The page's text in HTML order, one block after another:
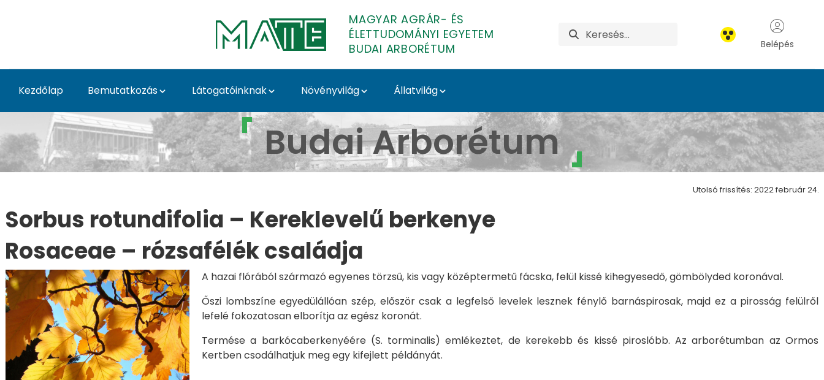
MAGYAR AGRÁR- ÉS
ÉLETTUDOMÁNYI EGYETEM
BUDAI ARBORÉTUM
Belépés
Kezdőlap Bemutatkozás Látogatóinknak Növényvilág Állatvilág
Sorbus rotundifolia - Budai Arborétum
Budai Arborétum
Utolsó frissítés: 2022 február 24.
Sorbus rotundifolia – Kereklevelű berkenye
Rosaceae – rózsafélék családja
A hazai flórából származó egyenes törzsű, kis vagy középtermetű fácska, felül kissé kihegyesedő, göm­böly­ded koronával.
Őszi lombszíne egyedülállóan szép, először csak a legfelső le­ve­lek lesznek fénylő barnáspirosak, majd ez a pirosság felülről
lefelé fokozatosan el­bo­rít­ja az egész koronát.
Termése a barkócaberkenyéére (S. tormina­lis) emlékeztet, de kerekebb és kis­sé piroslóbb. Az arborétumban az Ormos
Kertben csodálhatjuk meg egy kifejlett példányát.